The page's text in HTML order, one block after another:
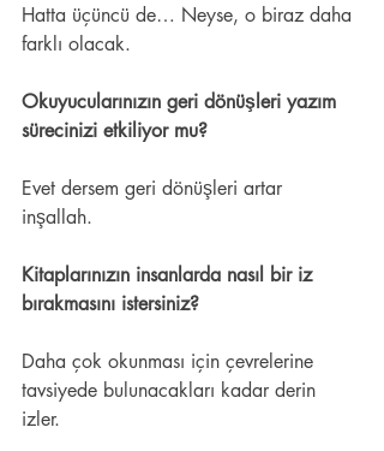
Hatta üçüncü de… Neyse, o biraz daha
farklı olacak.
Okuyucularınızın geri dönüşleri yazım
sürecinizi etkiliyor mu?
Evet dersem geri dönüşleri artar
inşallah.
Kitaplarınızın insanlarda nasıl bir iz
bırakmasını istersiniz?
Daha çok okunması için çevrelerine
tavsiyede bulunacakları kadar derin
izler.